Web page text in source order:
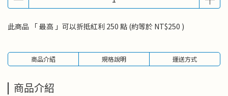
此商品 「 最高 」可以折抵紅利 250 點 (約等於 NT$250 )
商品介紹 規格說明 運送方式
商品介紹